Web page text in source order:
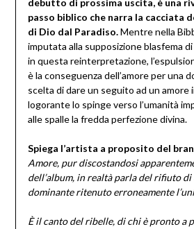
debutto di prossima uscita, è una
passo biblico che narra la cacciata
di Dio dal Paradiso.Mentre nella
imputata alla supposizione blasfema
in questa reinterpretazione,
è la conseguenza dell’amore per una
scelta di dare un seguito ad un amore
logorante lo spinge verso l’umanità
alle spalle la fredda perfezione divina.
Spiega l’artista a proposito del
Amore, pur discostandosi
dell’album, in realtà parla del rifiuto di
dominante ritenuto erroneamente
È il canto del ribelle, di chi è pronto a